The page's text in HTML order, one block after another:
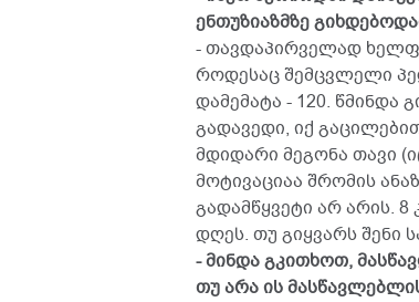
ენთუზიაზმზე
- თავდაპირველად
როდესაც შემცვლელი
დამემატა - 120.
გადავედი, იქ
მდიდარი მეგონა თავი
მოტივაციაა შრომის
გადამწყვეტი არ არის.
დღეს. თუ გიყვარს შენი
- მინდა გკითხოთ,
თუ არა ის